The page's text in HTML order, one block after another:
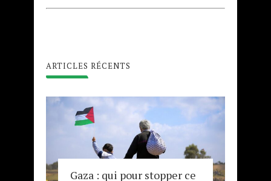
ARTICLES RÉCENTS
Gaza : qui pour stopper ce